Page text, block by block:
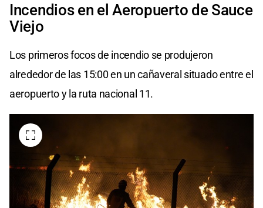
Incendios en el Aeropuerto de Sauce
Viejo
Los primeros focos de incendio se produjeron
alrededor de las 15:00 en un cañaveral situado entre el
aeropuerto y la ruta nacional 11.